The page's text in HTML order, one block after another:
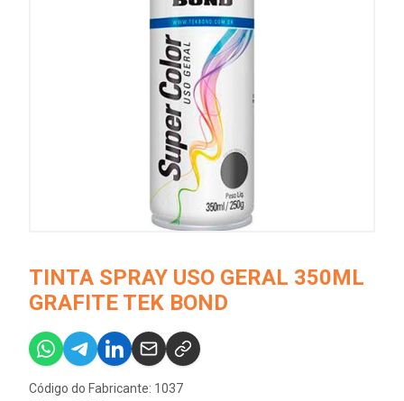
TINTA SPRAY USO GERAL 350ML
GRAFITE TEK BOND
Código do Fabricante: 1037